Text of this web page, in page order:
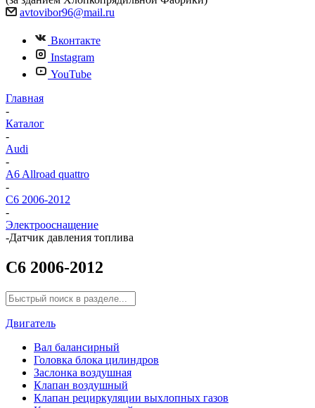
avtovibor96@mail.ru
Вконтакте
Instagram
YouTube
Главная
-
Каталог
-
Audi
-
A6 Allroad quattro
-
C6 2006-2012
-
Электрооснащение
-Датчик давления топлива
C6 2006-2012
Двигатель
Вал балансирный
Головка блока цилиндров
Заслонка воздушная
Клапан воздушный
Клапан рециркуляции выхлопных газов